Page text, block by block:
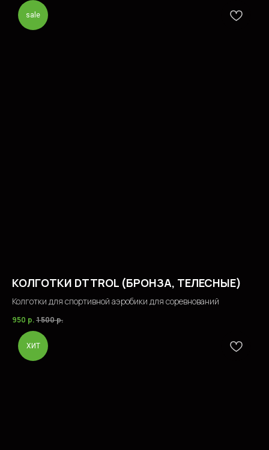
sale
КОЛГОТКИ DTTROL (БРОНЗА, ТЕЛЕСНЫЕ)
Колготки для спортивной аэробики для соревнований
950 р. 1 500р.
ХИТ